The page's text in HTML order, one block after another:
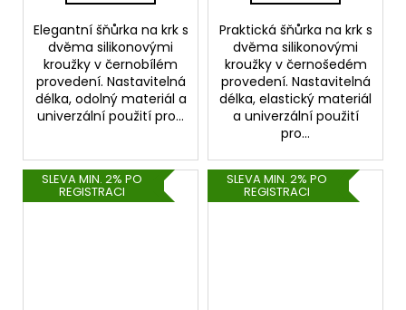
Elegantní šňůrka na krk s
dvěma silikonovými
kroužky v černobílém
provedení. Nastavitelná
délka, odolný materiál a
univerzální použití pro...
Praktická šňůrka na krk s
dvěma silikonovými
kroužky v černošedém
provedení. Nastavitelná
délka, elastický materiál
a univerzální použití
pro...
SLEVA MIN. 2% PO
REGISTRACI
SLEVA MIN. 2% PO
REGISTRACI